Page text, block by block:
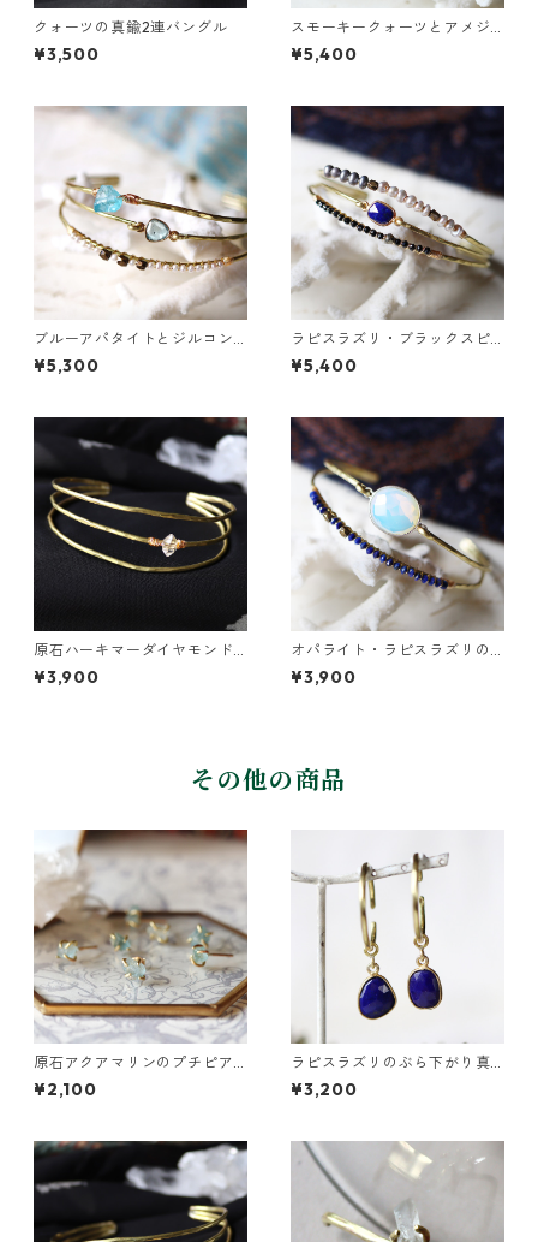
クォーツの真鍮2連バングル
¥3,500
スモーキークォーツとアメジ
ストの真鍮3連バングル
¥5,400
ブルーアパタイトとジルコン
の真鍮3連バングル
¥5,300
ラピスラズリ・ブラックスピ
ネル・パールの3連バングル
¥5,400
原石ハーキマーダイヤモンド
の真鍮3連バングル
¥3,900
オパライト・ラピスラズリの2
連バングル
¥3,900
その他の商品
原石アクアマリンのプチピア
ス（一粒/片方）
¥2,100
ラピスラズリのぶら下がり真
鍮イヤーカフ
¥3,200